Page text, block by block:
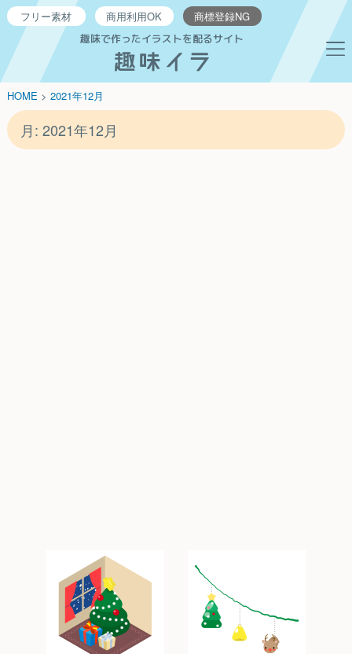
フリー素材 商用利用OK 商標登録NG
趣味で作ったイラストを配るサイト
HOME > 2021年12月
月: 2021年12月